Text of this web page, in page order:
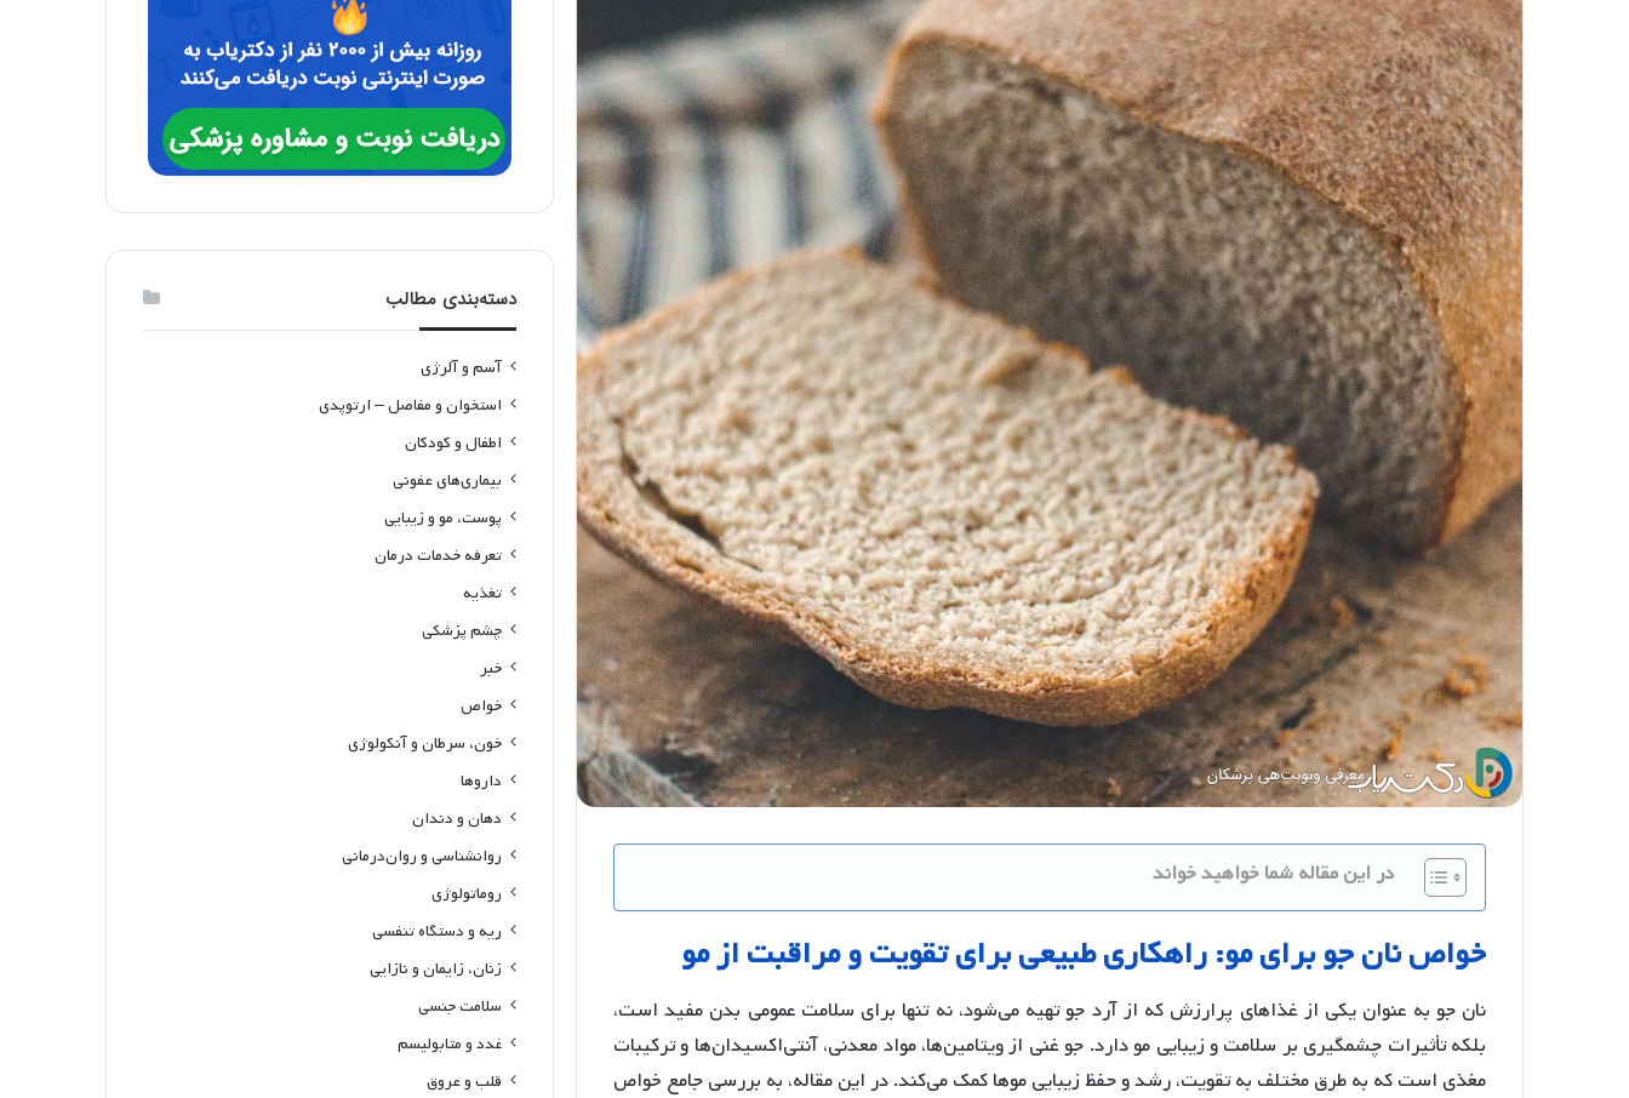
در این مقاله شما خواهید خواند
خواصنانجوبرایمو:راهکاریطبیعیبرایتقویتومراقبتازمو
نان جو به عنوان یکی از غذاهای پرارزش که از آرد جو تهیه می‌شود، نه تنها برای سلامت عمومی بدن مفید است،
بلکه تأثیرات چشمگیری بر سلامت و زیبایی مو دارد. جو غنی از ویتامین‌ها، مواد معدنی، آنتی‌اکسیدان‌ها و ترکیبات
مغذی است که به طرق مختلف به تقویت، رشد و حفظ زیبایی موها کمک می‌کند. در این مقاله، به بررسی جامع خواص
دسته‌بندی مطالب
آسم و آلرژی
استخوان و مفاصل – ارتوپدی
اطفال و کودکان
بیماری‌های عفونی
پوست، مو و زیبایی
تعرفه خدمات درمان
تغذیه
چشم پزشکی
خبر
خواص
خون، سرطان و آنکولوژی
داروها
دهان و دندان
روانشناسی و روان‌درمانی
روماتولوژی
ریه و دستگاه تنفسی
زنان، زایمان و نازایی
سلامت جنسی
غدد و متابولیسم
قلب و عروق